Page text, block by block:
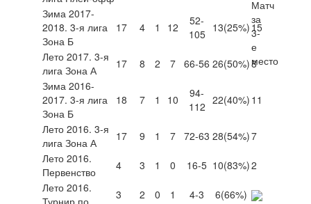
Зима 2017-
2018. 3-я лига
Зона Б
17 4 1 12
52-
105 13(25%)15
Лето 2017. 3-я
лига Зона А
17 8 2 7 66-56 26(50%)8
Зима 2016-
2017. 3-я лига
Зона Б
18 7 1 10
94-
112 22(40%) 11
Лето 2016. 3-я
лига Зона А
17 9 1 7 72-63 28(54%)7
Лето 2016.
Первенство
4 3 1 0 16-5 10(83%)2
Лето 2016.
Турнир по
3 2 0 1 4-3 6(66%)